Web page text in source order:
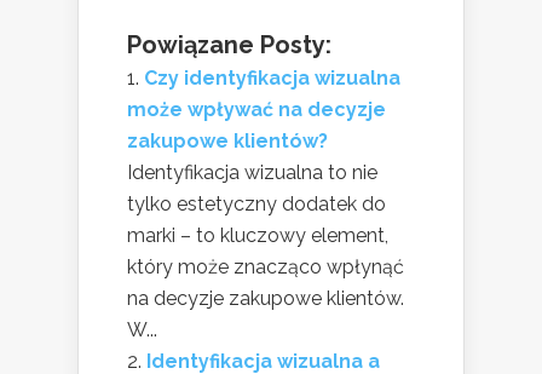
Powiązane Posty:
Czy identyfikacja wizualna
może wpływać na decyzje
zakupowe klientów?
Identyfikacja wizualna to nie
tylko estetyczny dodatek do
marki – to kluczowy element,
który może znacząco wpłynąć
na decyzje zakupowe klientów.
W...
Identyfikacja wizualna a